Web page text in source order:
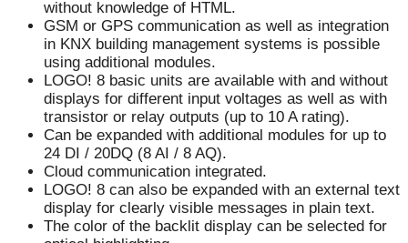
without knowledge of HTML.
GSM or GPS communication as well as integration
in KNX building management systems is possible
using additional modules.
LOGO! 8 basic units are available with and without
displays for different input voltages as well as with
transistor or relay outputs (up to 10 A rating).
Can be expanded with additional modules for up to
24 DI / 20DQ (8 AI / 8 AQ).
Cloud communication integrated.
LOGO! 8 can also be expanded with an external text
display for clearly visible messages in plain text.
The color of the backlit display can be selected for